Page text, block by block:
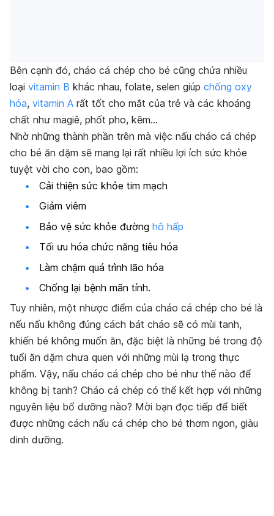
Bên cạnh đó, cháo cá chép cho bé cũng chứa nhiều
loại vitamin B khác nhau, folate, selen giúp chống oxy
hóa, vitamin A rất tốt cho mắt của trẻ và các khoáng
chất như magiê, phốt pho, kẽm…
Nhờ những thành phần trên mà việc nấu cháo cá chép
cho bé ăn dặm sẽ mang lại rất nhiều lợi ích sức khỏe
tuyệt vời cho con, bao gồm:
Cải thiện sức khỏe tim mạch
Giảm viêm
Bảo vệ sức khỏe đường hô hấp
Tối ưu hóa chức năng tiêu hóa
Làm chậm quá trình lão hóa
Chống lại bệnh mãn tính.
Tuy nhiên, một nhược điểm của cháo cá chép cho bé là
nếu nấu không đúng cách bát cháo sẽ có mùi tanh,
khiến bé không muốn ăn, đặc biệt là những bé trong độ
tuổi ăn dặm chưa quen với những mùi lạ trong thực
phẩm. Vậy, nấu cháo cá chép cho bé như thế nào để
không bị tanh? Cháo cá chép có thể kết hợp với những
nguyên liệu bổ dưỡng nào? Mời bạn đọc tiếp để biết
được những cách nấu cá chép cho bé thơm ngon, giàu
dinh dưỡng.